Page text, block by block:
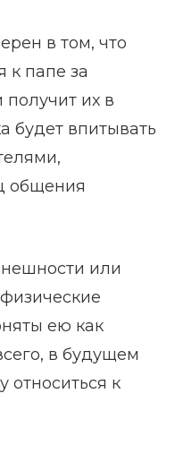
в том, что
к папе за
их в
будет впитывать
общения
или
ею как
в будущем
относиться к